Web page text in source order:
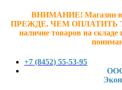
ВНИМАНИЕ! Магазин в
ПРЕЖДЕ, ЧЕМ ОПЛАТИТЬ
наличие товаров на складе
+7 (8452) 55-53-95
ООО
Экономить